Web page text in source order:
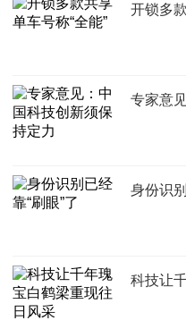
开锁多
专家意
身份识
科技让